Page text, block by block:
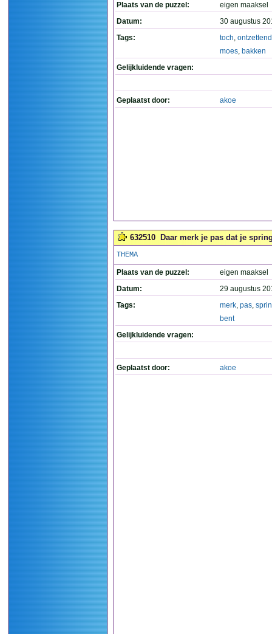
Plaats van de puzzel:
eigen maaksel
Datum:
30 augustus
Tags:
toch, ontzettend
moes, bakken
Gelijkluidende vragen:
Geplaatst door: akoe
632510 Daar merk je pas dat je
THEMA
Plaats van de puzzel:
eigen maaksel
Datum:
29 augustus
Tags:
merk, pas,
bent
Gelijkluidende vragen:
Geplaatst door: akoe